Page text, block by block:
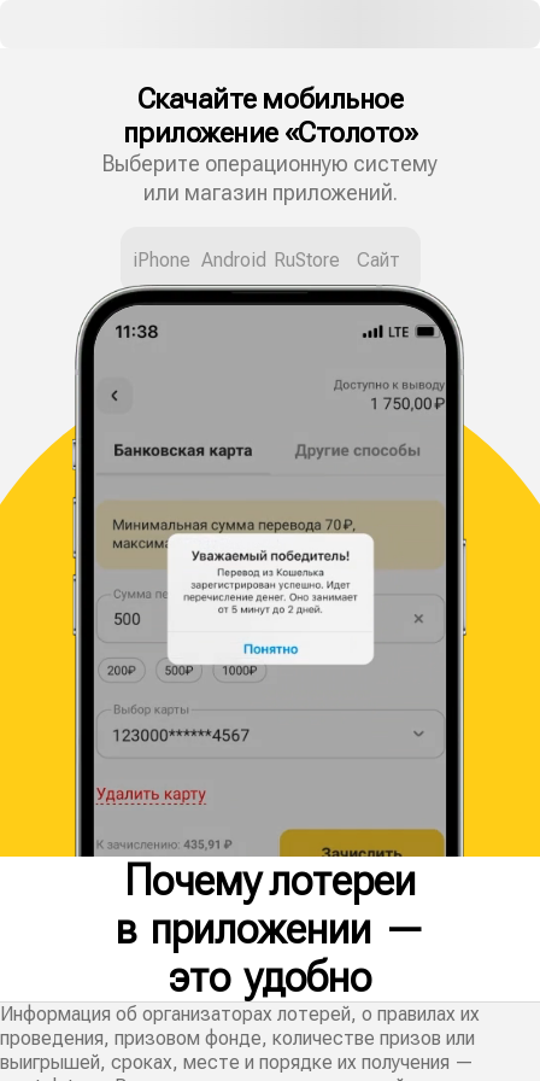
Скачайте мобильное
приложение «Столото»
Выберите операционную систему
или магазин приложений.
iPhone Android RuStore Сайт
Почему лотереи
в приложении —
это удобно
Информация об организаторах лотерей, о правилах их
проведения, призовом фонде, количестве призов или
выигрышей, сроках, месте и порядке их получения —